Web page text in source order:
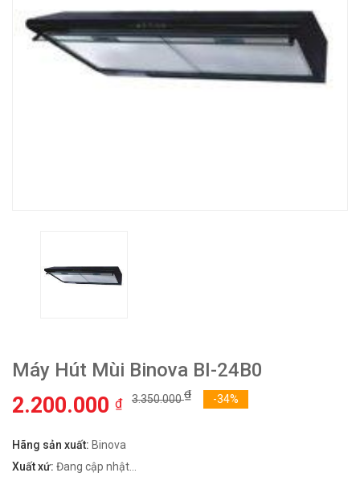
Máy Hút Mùi Binova BI-24B0
2.200.000 ₫ 3.350.000₫ -34%
Hãng sản xuất: Binova
Xuất xứ: Đang cập nhật...